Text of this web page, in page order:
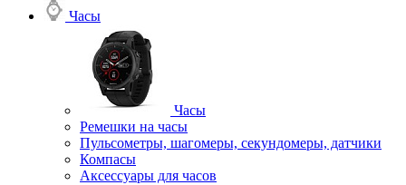
Часы
Часы
Ремешки на часы
Пульсометры, шагомеры, секундомеры, датчики
Компасы
Аксессуары для часов